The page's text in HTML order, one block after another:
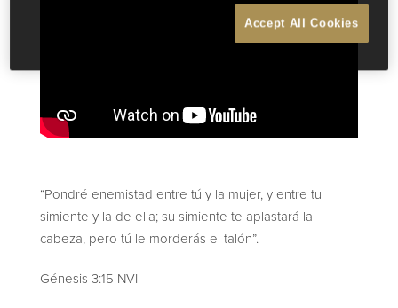
“Pondré enemistad entre tú y la mujer, y entre tu
simiente y la de ella; su simiente te aplastará la
cabeza, pero tú le morderás el talón”.
Génesis 3:15 NVI
Accept All Cookies